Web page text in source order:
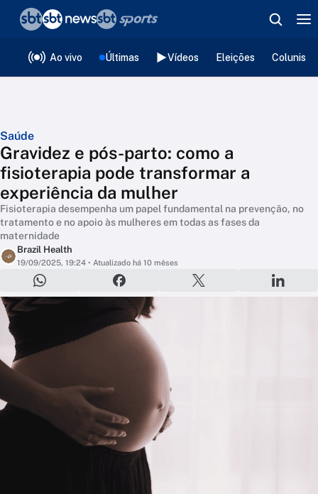
Ao vivo Últimas Vídeos Eleições
Saúde
Gravidez e pós-parto: como a
fisioterapia pode transformar a
experiência da mulher
Fisioterapia desempenha um papel fundamental na prevenção, no
tratamento e no apoio às mulheres em todas as fases da
maternidade
Brazil Health
19/09/2025, 19:24 • Atualizado há 10 mêses
❮voltar
Editorias